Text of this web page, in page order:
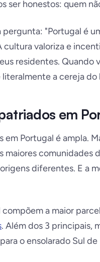
ser honestos: quem
pergunta: "Portugal é
cultura valoriza e
residentes. Quando
a cereja do
em
Portugal é ampla.
maiores comunidades
diferentes. E a
compõem a maior
. Além dos 3 principais,
o ensolarado Sul de